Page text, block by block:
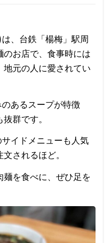
、台鉄「楊梅」駅周
お店で、食事時には
地元の人に愛されてい
あるスープが特徴
群です。
イドメニューも人気
されるほど。
を食べに、ぜひ足を